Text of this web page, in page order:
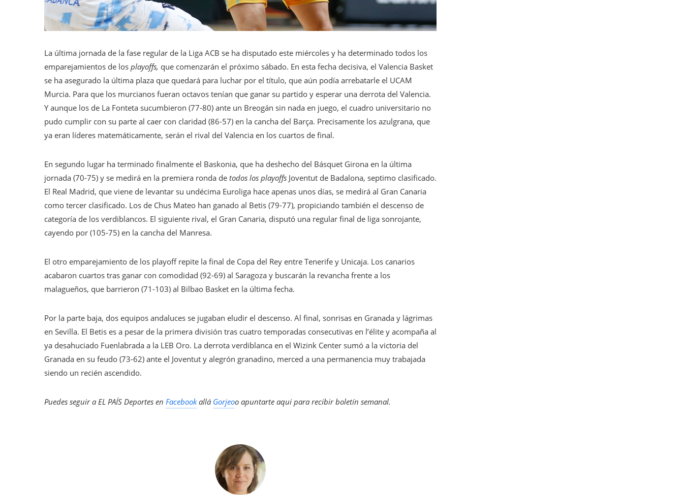
La última jornada de la fase regular de la Liga ACB se ha disputado este miércoles y ha determinado todos los
emparejamientos de los playoffs, que comenzarán el próximo sábado. En esta fecha decisiva, el Valencia Basket
se ha asegurado la última plaza que quedará para luchar por el título, que aún podía arrebatarle el UCAM
Murcia. Para que los murcianos fueran octavos tenían que ganar su partido y esperar una derrota del Valencia.
Y aunque los de La Fonteta sucumbieron (77-80) ante un Breogán sin nada en juego, el cuadro universitario no
pudo cumplir con su parte al caer con claridad (86-57) en la cancha del Barça. Precisamente los azulgrana, que
ya eran líderes matemáticamente, serán el rival del Valencia en los cuartos de final.
En segundo lugar ha terminado finalmente el Baskonia, que ha deshecho del Básquet Girona en la última
jornada (70-75) y se medirá en la premiera ronda de todos los playoffs Joventut de Badalona, septimo clasificado.
El Real Madrid, que viene de levantar su undécima Euroliga hace apenas unos días, se medirá al Gran Canaria
como tercer clasificado. Los de Chus Mateo han ganado al Betis (79-77), propiciando también el descenso de
categoría de los verdiblancos. El siguiente rival, el Gran Canaria, disputó una regular final de liga sonrojante,
cayendo por (105-75) en la cancha del Manresa.
El otro emparejamiento de los playoff repite la final de Copa del Rey entre Tenerife y Unicaja. Los canarios
acabaron cuartos tras ganar con comodidad (92-69) al Saragoza y buscarán la revancha frente a los
malagueños, que barrieron (71-103) al Bilbao Basket en la última fecha.
Por la parte baja, dos equipos andaluces se jugaban eludir el descenso. Al final, sonrisas en Granada y lágrimas
en Sevilla. El Betis es a pesar de la primera división tras cuatro temporadas consecutivas en l’élite y acompaña al
ya desahuciado Fuenlabrada a la LEB Oro. La derrota verdiblanca en el Wizink Center sumó a la victoria del
Granada en su feudo (73-62) ante el Joventut y alegrón granadino, merced a una permanencia muy trabajada
siendo un recién ascendido.
Puedes seguir a EL PAÍS Deportes en Facebookallá Gorjeoo apuntarte aqui para recibirboletín semanal.